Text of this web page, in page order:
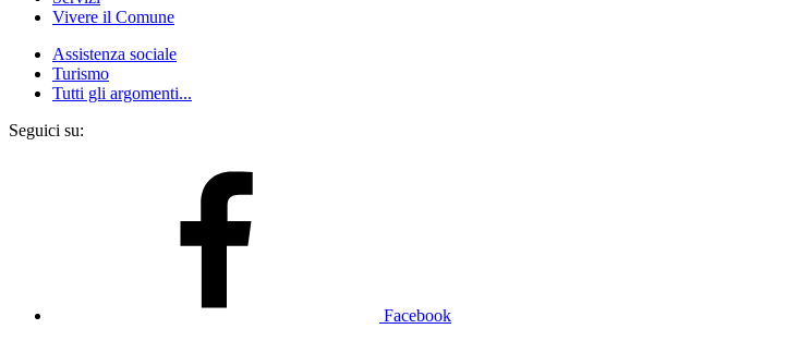
Vivere il Comune
Assistenza sociale
Turismo
Tutti gli argomenti...
Seguici su:
Facebook